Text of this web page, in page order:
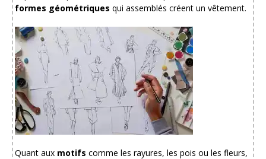
formes géométriques qui assemblés créent un vêtement.
Quant aux motifs comme les rayures, les pois ou les fleurs,